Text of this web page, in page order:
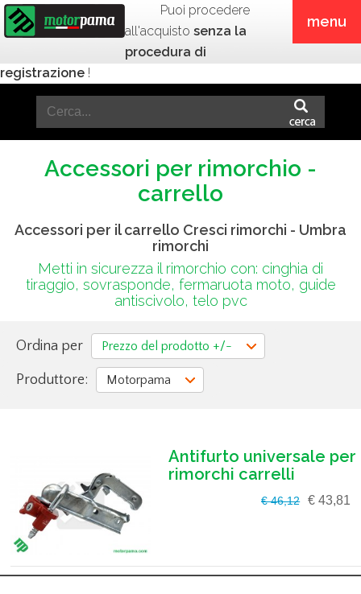
menu
Puoi procedere
all'acquisto senza la
procedura di
registrazione !
Accessori per rimorchio -
carrello
Accessori per il carrello Cresci rimorchi - Umbra
rimorchi
Metti in sicurezza il rimorchio con: cinghia di
tiraggio, sovrasponde, fermaruota moto, guide
antiscivolo, telo pvc
Ordina per Prezzo del prodotto +/-
Produttore: Motorpama
Antifurto universale per
rimorchi carrelli
€ 46,12 € 43,81